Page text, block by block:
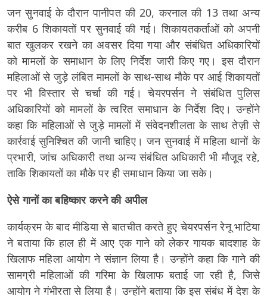
जन सुनवाई के दौरान पानीपत की 20, करनाल की 13 तथा अन्य
करीब 6 शिकायतों पर सुनवाई की गई। शिकायतकर्ताओं को अपनी
बात खुलकर रखने का अवसर दिया गया और संबंधित अधिकारियों
को मामलों के समाधान के लिए निर्देश जारी किए गए। इस दौरान
महिलाओं से जुड़े लंबित मामलों के साथ-साथ मौके पर आई शिकायतों
पर भी विस्तार से चर्चा की गई। चेयरपर्सन ने संबंधित पुलिस
अधिकारियों को मामलों के त्वरित समाधान के निर्देश दिए। उन्होंने
कहा कि महिलाओं से जुड़े मामलों में संवेदनशीलता के साथ तेज़ी से
कार्रवाई सुनिश्चित की जानी चाहिए। जन सुनवाई में महिला थानों के
प्रभारी, जांच अधिकारी तथा अन्य संबंधित अधिकारी भी मौजूद रहे,
ताकि शिकायतों का मौके पर ही समाधान किया जा सके।
ऐसे गानों का बहिष्कार करने की अपील
कार्यक्रम के बाद मीडिया से बातचीत करते हुए चेयरपर्सन रेनू भाटिया
ने बताया कि हाल ही में आए एक गाने को लेकर गायक बादशाह के
खिलाफ महिला आयोग ने संज्ञान लिया है। उन्होंने कहा कि गाने की
सामग्री महिलाओं की गरिमा के खिलाफ बताई जा रही है, जिसे
आयोग ने गंभीरता से लिया है। उन्होंने बताया कि इस संबंध में देश के